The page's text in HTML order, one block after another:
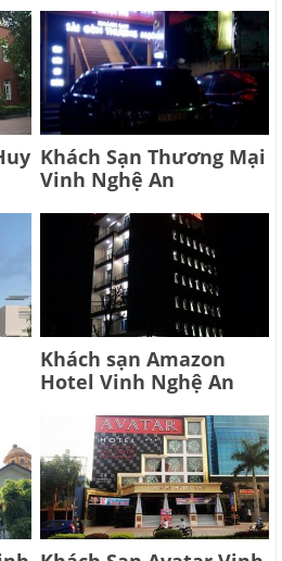
Khách Sạn Thương Mại
Vinh Nghệ An
Khách sạn Amazon
Hotel Vinh Nghệ An